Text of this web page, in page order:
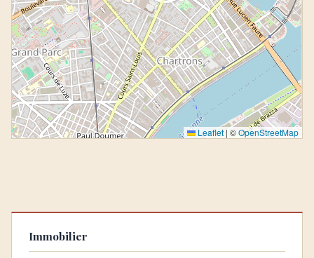
Leaflet | ©OpenStreetMap
Immobilier